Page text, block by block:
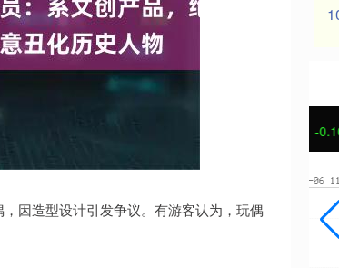
因造型设计引发争议。有游客认为，玩偶